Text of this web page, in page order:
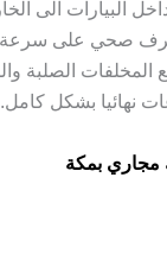
البيارات الى
صحي على سرعة
المخلفات الصلبة
نهائيا بشكل كامل.
بمكة